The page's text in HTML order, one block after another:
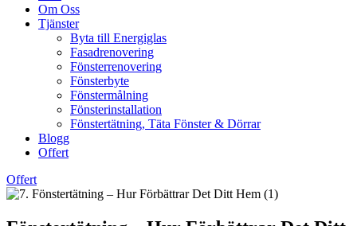
Om Oss
Tjänster
Byta till Energiglas
Fasadrenovering
Fönsterrenovering
Fönsterbyte
Fönstermålning
Fönsterinstallation
Fönstertätning, Täta Fönster & Dörrar
Blogg
Offert
Offert